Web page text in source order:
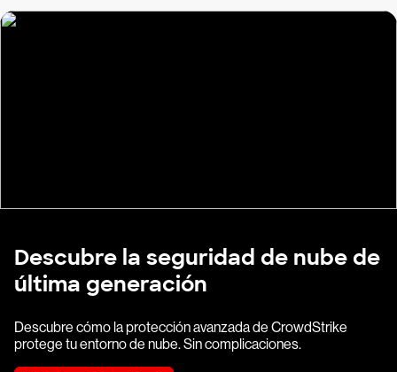
Descubre la seguridad de nube de
última generación
Descubre cómo la protección avanzada de CrowdStrike
protege tu entorno de nube. Sin complicaciones.